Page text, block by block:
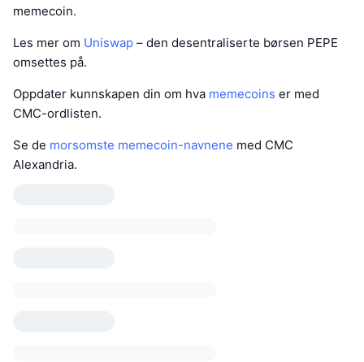
memecoin.
Les mer om Uniswap – den desentraliserte børsen PEPE
omsettes på.
Oppdater kunnskapen din om hva memecoins er med
CMC-ordlisten.
Se de morsomste memecoin-navnene med CMC
Alexandria.